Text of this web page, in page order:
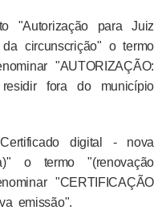
"Autorização para Juiz
circunscrição" o termo
"AUTORIZAÇÃO:
fora do município
digital - nova
o termo "(renovação
"CERTIFICAÇÃO
emissão".